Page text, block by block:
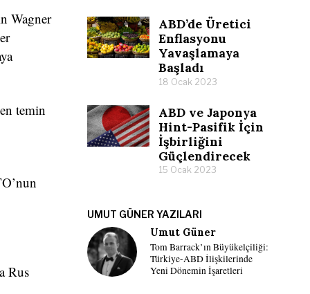
Wagner
temin
Rus
ABD’de Üretici
Enflasyonu
Yavaşlamaya
Başladı
18 Ocak 2023
ABD ve Japonya
Hint-Pasifik İçin
İşbirliğini
Güçlendirecek
15 Ocak 2023
UMUT GÜNER YAZILARI
Umut Güner
Tom Barrack’ın Büyükelçiliği:
Türkiye-ABD İlişkilerinde
Yeni Dönemin İşaretleri